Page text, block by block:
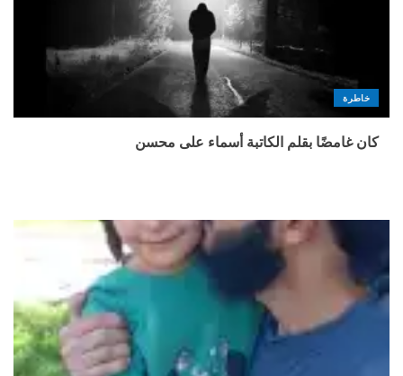
خاطرة
كان غامضًا بقلم الكاتبة أسماء على محسن